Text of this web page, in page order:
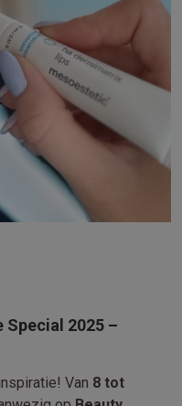
Special 2025 –
Van 8 tot